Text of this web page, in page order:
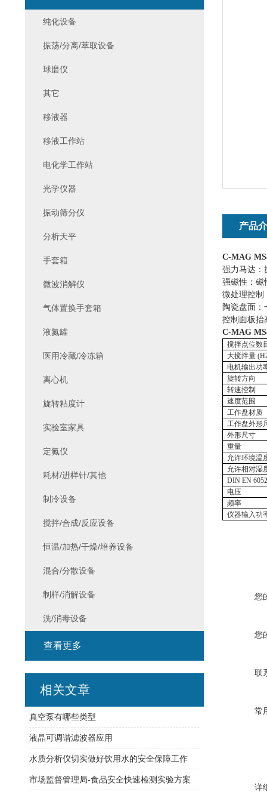
产品
C-MAG
强力马达：
强磁性：磁
微处理控制
陶瓷盘面
控制面板抬
C-MAG
搅拌点位数
大搅拌量
电机输出功
旋转方向
转速控制
速度范围
工作盘材质
工作盘外形
外形尺寸
重量
允许环境温
允许相对湿
DIN EN
电压
频率
仪器输入功
您
您
联
常
详
纯化设备
振荡/分离/萃取设备
球磨仪
其它
移液器
移液工作站
电化学工作站
光学仪器
振动筛分仪
分析天平
手套箱
微波消解仪
气体置换手套箱
液氮罐
医用冷藏/冷冻箱
离心机
旋转粘度计
实验室家具
定氮仪
耗材/进样针/其他
制冷设备
搅拌/合成/反应设备
恒温/加热/干燥/培养设备
混合/分散设备
制样/消解设备
洗/消毒设备
查看更多
相关文章
真空泵有哪些类型
液晶可调谐滤波器应用
水质分析仪切实做好饮用水的安全保障工作
市场监督管理局-食品安全快速检测实验方案